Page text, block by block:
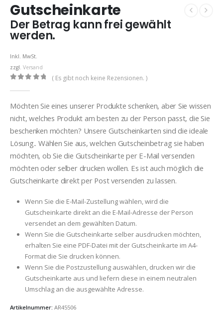
Gutscheinkarte
Der Betrag kann frei gewählt
werden.
Inkl. MwSt.
zzgl. Versand
( Es gibt noch keine Rezensionen. )
Möchten Sie eines unserer Produkte schenken, aber Sie wissen
nicht, welches Produkt am besten zu der Person passt, die Sie
beschenken möchten? Unsere Gutscheinkarten sind die ideale
Lösung.. Wählen Sie aus, welchen Gutscheinbetrag sie haben
möchten, ob Sie die Gutscheinkarte per E-Mail versenden
möchten oder selber drucken wollen. Es ist auch möglich die
Gutscheinkarte direkt per Post versenden zu lassen.
Wenn Sie die E-Mail-Zustellung wählen, wird die
Gutscheinkarte direkt an die E-Mail-Adresse der Person
versendet an dem gewählten Datum.
Wenn Sie die Gutscheinkarte selber ausdrucken möchten,
erhalten Sie eine PDF-Datei mit der Gutscheinkarte im A4-
Format die Sie drucken können.
Wenn Sie die Postzustellung auswählen, drucken wir die
Gutscheinkarte aus und liefern diese in einem neutralen
Umschlag an die ausgewählte Adresse.
Artikelnummer: AR45506